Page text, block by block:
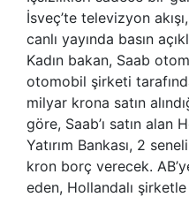
İsveç’te televizyon
canlı yayında basın
Kadın bakan, Saab
otomobil şirketi
milyar krona satın
göre, Saab’ı satın alan
Yatırım Bankası, 2
kron borç verecek.
eden, Hollandalı şirketle